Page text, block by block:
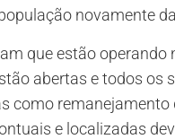
novamente
que estão
abertas e todos os
como
e localizadas